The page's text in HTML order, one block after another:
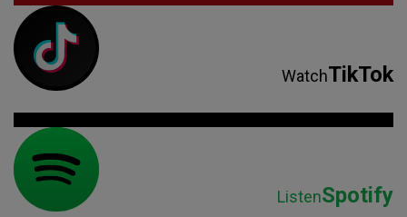
WatchTikTok
ListenSpotify